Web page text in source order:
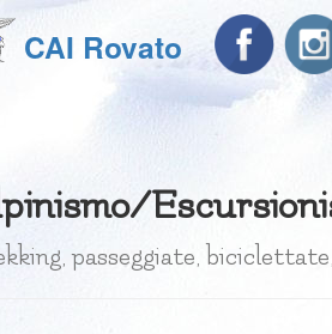
CAI Rovato
passeggiate,